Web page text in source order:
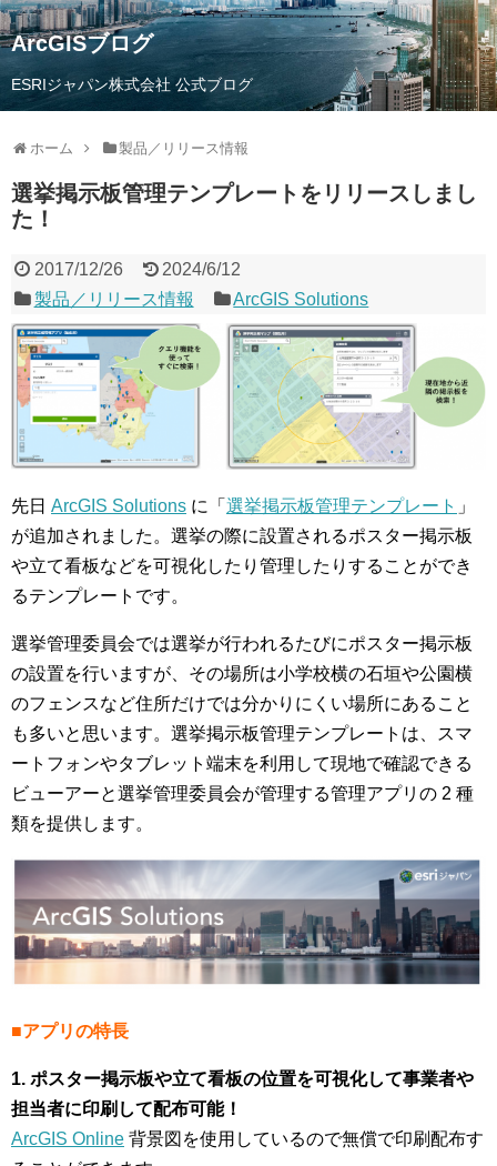
ArcGISブログ
ESRIジャパン株式会社 公式ブログ
ホーム 製品／リリース情報
選挙掲示板管理テンプレートをリリースしまし
た！
2017/12/26
2024/6/12
製品／リリース情報
ArcGIS Solutions
先日 ArcGIS Solutions に「 選挙掲示板管理テンプレート 」
が追加されました。選挙の際に設置されるポスター掲示板
や立て看板などを可視化したり管理したりすることができ
るテンプレートです。
選挙管理委員会では選挙が行われるたびにポスター掲示板
の設置を行いますが、その場所は小学校横の石垣や公園横
のフェンスなど住所だけでは分かりにくい場所にあること
も多いと思います。選挙掲示板管理テンプレートは、スマ
ートフォンやタブレット端末を利用して現地で確認できる
ビューアーと選挙管理委員会が管理する管理アプリの 2 種
類を提供します。
■アプリの特長
1. ポスター掲示板や立て看板の位置を可視化して事業者や
担当者に印刷して配布可能！
ArcGIS Online 背景図を使用しているので無償で印刷配布す